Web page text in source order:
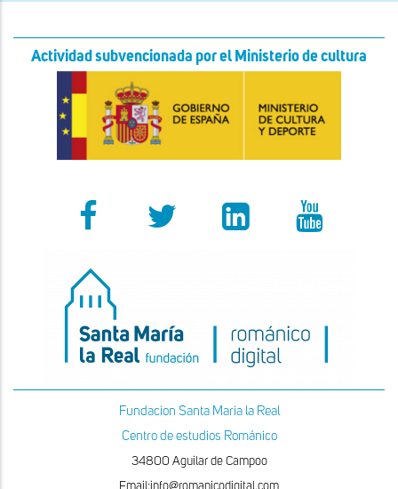
Actividad subvencionada por el Ministerio de cultura
Fundacion Santa Maria la Real
Centro de estudios Románico
34800 Aguilar de Campoo
Email:info@romanicodigital.com